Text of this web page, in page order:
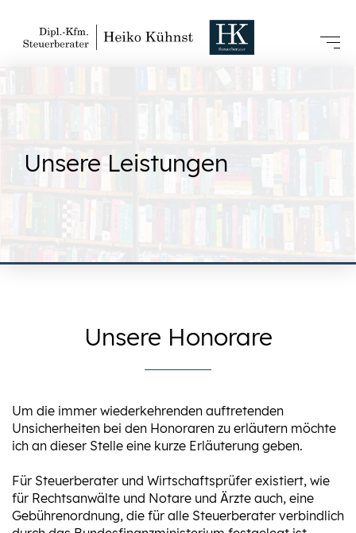
Unsere Leistungen
Unsere Honorare
Um die immer wiederkehrenden auftretenden
Unsicherheiten bei den Honoraren zu erläutern möchte
ich an dieser Stelle eine kurze Erläuterung geben.
Für Steuerberater und Wirtschaftsprüfer existiert, wie
für Rechtsanwälte und Notare und Ärzte auch, eine
Gebührenordnung, die für alle Steuerberater verbindlich